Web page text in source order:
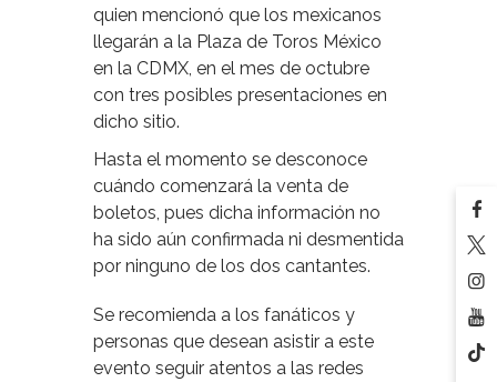
quien mencionó que los mexicanos
llegarán a la Plaza de Toros México
en la CDMX, en el mes de octubre
con tres posibles presentaciones en
dicho sitio.
Hasta el momento se desconoce
cuándo comenzará la venta de
boletos, pues dicha información no
ha sido aún confirmada ni desmentida
por ninguno de los dos cantantes.
Se recomienda a los fanáticos y
personas que desean asistir a este
evento seguir atentos a las redes